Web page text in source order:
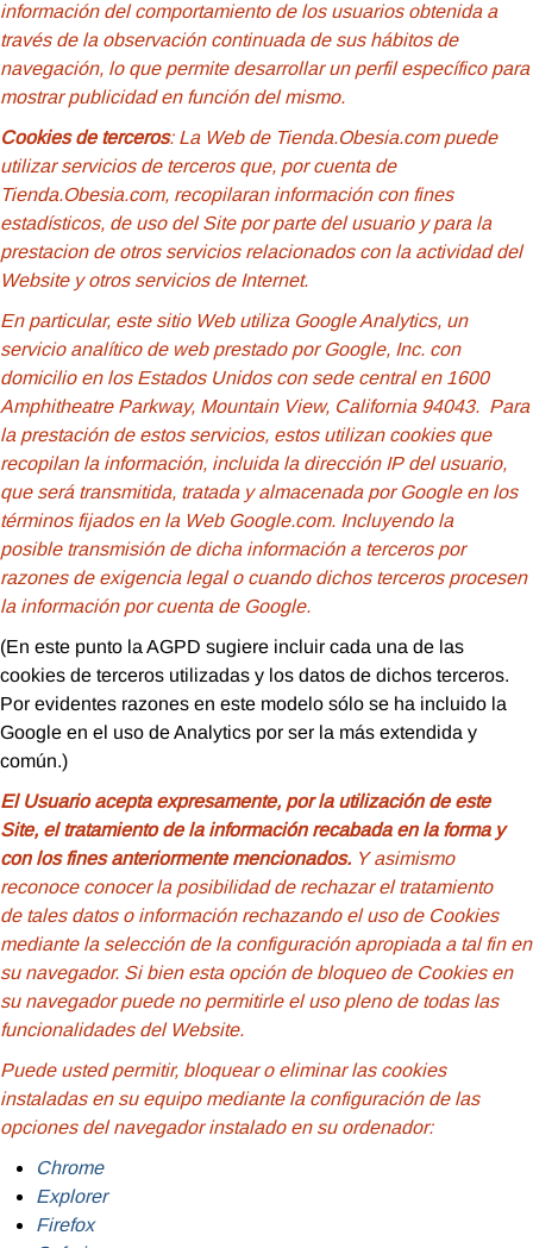
información del comportamiento de los usuarios obtenida a
través de la observación continuada de sus hábitos de
navegación, lo que permite desarrollar un perfil específico para
mostrar publicidad en función del mismo.
Cookies de terceros: La Web de Tienda.Obesia.com puede
utilizar servicios de terceros que, por cuenta de
Tienda.Obesia.com, recopilaran información con fines
estadísticos, de uso del Site por parte del usuario y para la
prestacion de otros servicios relacionados con la actividad del
Website y otros servicios de Internet.
En particular, este sitio Web utiliza Google Analytics, un
servicio analítico de web prestado por Google, Inc. con
domicilio en los Estados Unidos con sede central en 1600
Amphitheatre Parkway, Mountain View, California 94043. Para
la prestación de estos servicios, estos utilizan cookies que
recopilan la información, incluida la dirección IP del usuario,
que será transmitida, tratada y almacenada por Google en los
términos fijados en la Web Google.com. Incluyendo la
posible transmisión de dicha información a terceros por
razones de exigencia legal o cuando dichos terceros procesen
la información por cuenta de Google.
(En este punto la AGPD sugiere incluir cada una de las
cookies de terceros utilizadas y los datos de dichos terceros.
Por evidentes razones en este modelo sólo se ha incluido la
Google en el uso de Analytics por ser la más extendida y
común.)
El Usuario acepta expresamente, por la utilización de este
Site, el tratamiento de la información recabada en la forma y
con los fines anteriormente mencionados. Y asimismo
reconoce conocer la posibilidad de rechazar el tratamiento
de tales datos o información rechazando el uso de Cookies
mediante la selección de la configuración apropiada a tal fin en
su navegador. Si bien esta opción de bloqueo de Cookies en
su navegador puede no permitirle el uso pleno de todas las
funcionalidades del Website.
Puede usted permitir, bloquear o eliminar las cookies
instaladas en su equipo mediante la configuración de las
opciones del navegador instalado en su ordenador:
Chrome
Explorer
Firefox